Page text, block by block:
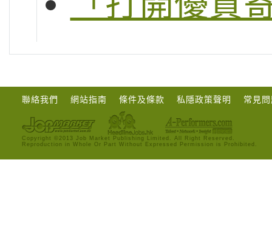
聯絡我們 網站指南 條件及條款 私隱政策聲明 常見
Copyright ©2013 Job Market Publishing Limited. All Right Reserved.
Reproduction in Whole Or Part Without Expressed Permission is Prohibited.